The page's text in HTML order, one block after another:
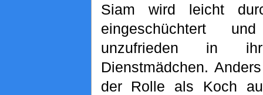
Siam wird leicht
eingeschüchtert
unzufrieden in
Dienstmädchen.
der Rolle als Koch